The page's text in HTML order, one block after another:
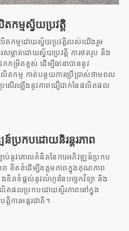
កម្មស្វ័យប្រវត្តិ
តកម្មដោយស្វ័យប្រវត្តិរបស់យើងរួម
ម្អាតដោយស្វ័យប្រវត្តិ ការថតរូប និង
ែកកម្រិតខ្ពស់ ដើម្បីធានាបាននូវ
តកម្ម កាត់បន្ថយការប្រើប្រាស់ថាមពល
ប្រសើរឡើងនូវភាពជឿជាក់នៃផលិតផល
ន៍ប្រកបដោយនិរន្តរភាព
ាប់នូវគោលគំនិតនៃការអភិវឌ្ឍន៍ប្រកប
ព ខិតខំដើម្បីឧត្តមភាពក្នុងគុណភាព
ខំផ្តល់នូវលំហូរនៃបច្ចេកវិទ្យា និង
លប្រកបដោយស្ថិរភាពនៅក្នុង
តិការអន្តរជាតិ។